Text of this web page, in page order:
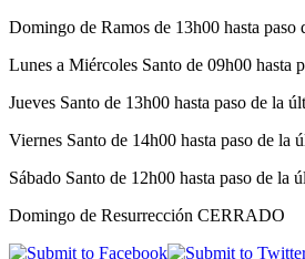
Domingo de Ramos de 13h00 hasta paso
Lunes a Miércoles Santo de 09h00 hasta
Jueves Santo de 13h00 hasta paso de la
Viernes Santo de 14h00 hasta paso de la
Sábado Santo de 12h00 hasta paso de la
Domingo de Resurrección CERRADO